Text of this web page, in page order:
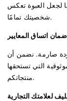
لجعل العبوة تعكس
شخصيتك تمامًا.
اتساق المعايير
صارمة. نضمن أن
التي تستحقها
منتجاتكم.
لعلامتك التجارية